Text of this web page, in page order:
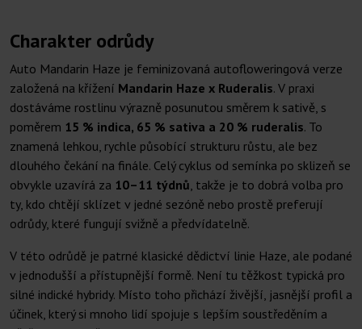
Charakter odrůdy
Auto Mandarin Haze je feminizovaná autofloweringová verze
založená na křížení Mandarin Haze x Ruderalis. V praxi
dostáváme rostlinu výrazně posunutou směrem k sativě, s
poměrem 15 % indica, 65 % sativa a 20 % ruderalis. To
znamená lehkou, rychle působící strukturu růstu, ale bez
dlouhého čekání na finále. Celý cyklus od semínka po sklizeň se
obvykle uzavírá za 10–11 týdnů, takže je to dobrá volba pro
ty, kdo chtějí sklízet v jedné sezóně nebo prostě preferují
odrůdy, které fungují svižně a předvídatelně.
V této odrůdě je patrné klasické dědictví linie Haze, ale podané
v jednodušší a přístupnější formě. Není tu těžkost typická pro
silné indické hybridy. Místo toho přichází živější, jasnější profil a
účinek, který si mnoho lidí spojuje s lepším soustředěním a